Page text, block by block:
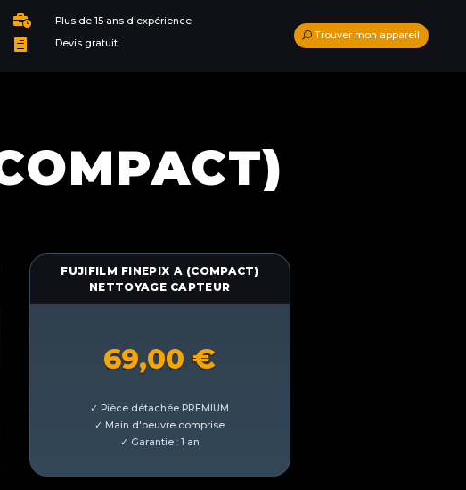
 Plus de 15 ans d'expérience
 Devis gratuit
Trouver mon appareil
FUJIFILM FINEPIX A (COMPACT)
NETTOYAGE CAPTEUR
69,00 €